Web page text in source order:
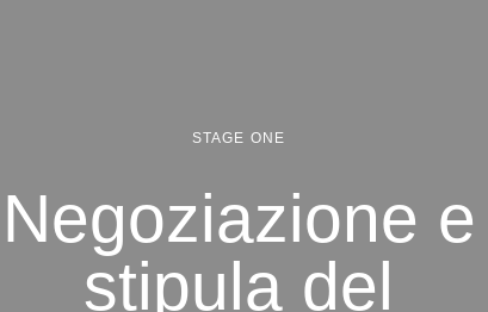
STAGE ONE
Negoziazione e
stipula del